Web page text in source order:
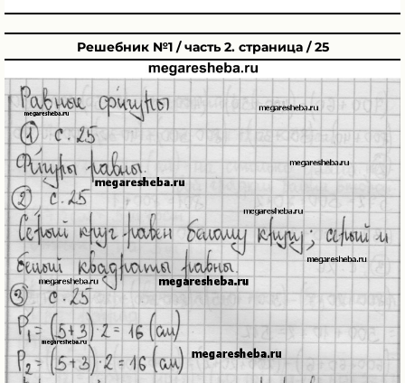
Решебник №1 / часть 2. страница / 25